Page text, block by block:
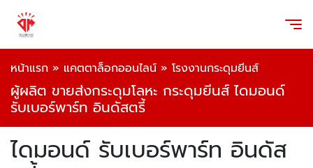
หน้าแรก » แคตตาล็อกออนไลน์ » โรงงานกระดุมยีนส์
ผู้ผลิต ขายส่งกระดุมโลหะ กระดุมยีนส์ ไดมอนด์
รับเบอร์พาร์ท อินดัสตรี้
ไดมอนด์ รับเบอร์พาร์ท อินดัส